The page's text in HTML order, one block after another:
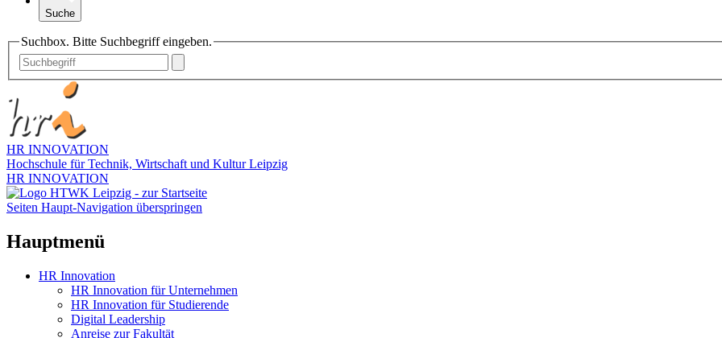
Suche
Suchbox. Bitte Suchbegriff eingeben.
HR INNOVATION
Hochschule für Technik, Wirtschaft und Kultur Leipzig
HR INNOVATION
Seiten Haupt-Navigation überspringen
Hauptmenü
HR Innovation
HR Innovation für Unternehmen
HR Innovation für Studierende
Digital Leadership
Anreise zur Fakultät